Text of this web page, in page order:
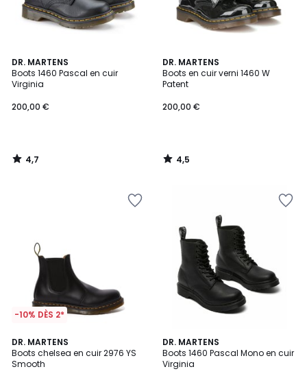
DR. MARTENS
Boots 1460 Pascal en cuir
Virginia
200,00 €
4,7
/ 5
4,7
/
DR. MARTENS
Boots en cuir verni 1460 W
Patent
200,00 €
4,5
/ 5
4,5
/
-10% DÈS 2*
DR. MARTENS
Boots chelsea en cuir 2976 YS
Smooth
4,4
/ 5
DR. MARTENS
Boots 1460 Pascal Mono en cuir
Virginia
4,2
/ 5